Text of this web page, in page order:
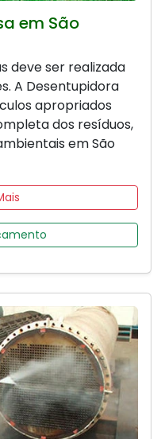
em São
deve ser realizada
A Desentupidora
apropriados
dos resíduos,
em São